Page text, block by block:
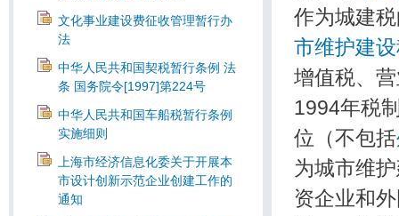
文化事业建设费征收管理暂行办
法
中华人民共和国契税暂行条例 法
条 国务院令[1997]第224号
中华人民共和国车船税暂行条例
实施细则
上海市经济信息化委关于开展本
市设计创新示范企业创建工作的
通知
作为城建
市维护建
增值税、
1994年税
位（不包括
为城市维
资企业和